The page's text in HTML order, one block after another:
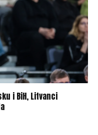
i BiH, Litvanci